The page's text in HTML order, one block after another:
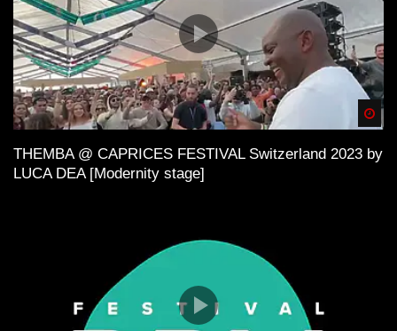
THEMBA @ CAPRICES FESTIVAL Switzerland 2023 by
LUCA DEA [Modernity stage]